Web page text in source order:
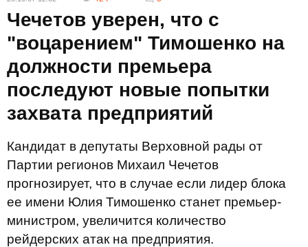
Чечетов уверен, что с
"воцарением" Тимошенко на
должности премьера
последуют новые попытки
захвата предприятий
Кандидат в депутаты Верховной рады от
Партии регионов Михаил Чечетов
прогнозирует, что в случае если лидер блока
ее имени Юлия Тимошенко станет премьер-
министром, увеличится количество
рейдерских атак на предприятия.